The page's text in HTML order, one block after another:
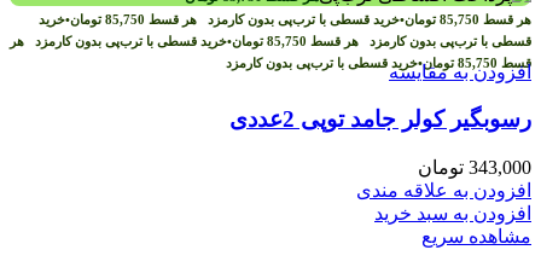
هر قسط 85,750 تومان•خرید قسطی با ترب‌پی بدون کارمزد هر قسط 85,750 تومان•خرید
قسطی با ترب‌پی بدون کارمزد هر قسط 85,750 تومان•خرید قسطی با ترب‌پی بدون کارمزد هر
قسط 85,750 تومان•خرید قسطی با ترب‌پی بدون کارمزدافزودن به مقایسه
رسوبگیر کولر جامد توپی 2عددی
343,000 تومان
افزودن به علاقه مندی
افزودن به سبد خرید
مشاهده سریع